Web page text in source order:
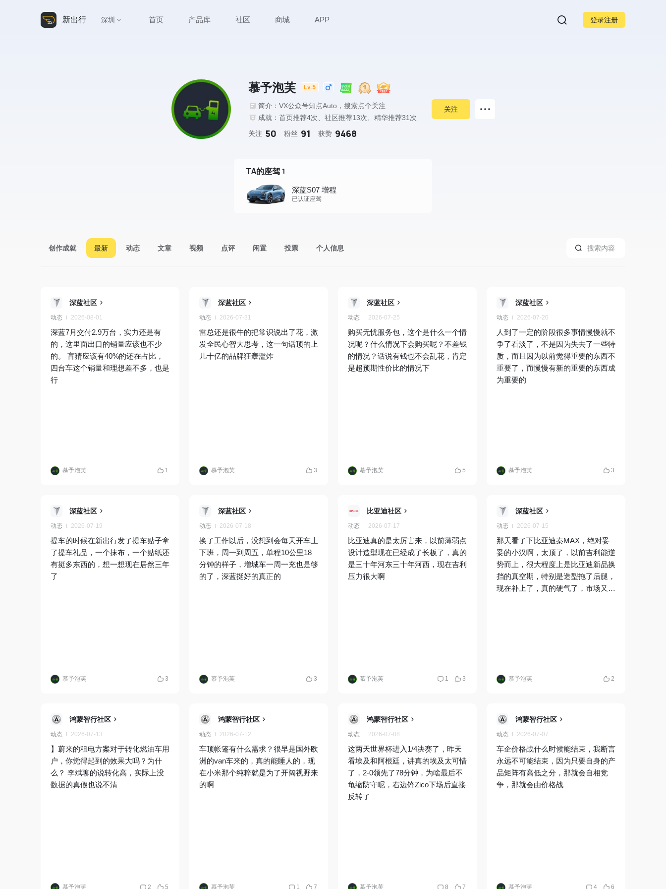
新出行 深圳 首页 产品库 社区 商城 APP 登录注册
慕予泡芙 Lv.5
简介：VX公众号知点Auto，搜索点个关注
成就：首页推荐4次、社区推荐13次、精华推荐31次
关注 50 粉丝 91 获赞 9468
关注
TA的座驾 1
深蓝S07 增程
已认证座驾
创作成就 最新 动态 文章 视频 点评 闲置 投票 个人信息
深蓝社区
动态 2026-08-01
深蓝7月交付2.9万台，实力还是有
的，这里面出口的销量应该也不少
的。 盲猜应该有40%的还在占比，
四台车这个销量和理想差不多，也是
行
慕予泡芙 1
深蓝社区
动态 2026-07-31
雷总还是很牛的把常识说出了花，激
发全民心智大思考，这一句话顶的上
几十亿的品牌狂轰滥炸
慕予泡芙 3
深蓝社区
动态 2026-07-25
购买无忧服务包，这个是什么一个情
况呢？什么情况下会购买呢？不差钱
的情况？话说有钱也不会乱花，肯定
是超预期性价比的情况下
慕予泡芙 5
深蓝社区
动态 2026-07-20
人到了一定的阶段很多事情慢慢就不
争了看淡了，不是因为失去了一些特
质，而且因为以前觉得重要的东西不
重要了，而慢慢有新的重要的东西成
为重要的
慕予泡芙 3
深蓝社区
动态 2026-07-19
提车的时候在新出行发了提车贴子拿
了提车礼品，一个抹布，一个贴纸还
有挺多东西的，想一想现在居然三年
了
慕予泡芙 3
深蓝社区
动态 2026-07-18
换了工作以后，没想到会每天开车上
下班，周一到周五，单程10公里18
分钟的样子，增城车一周一充也是够
的了，深蓝挺好的真正的
慕予泡芙 3
比亚迪社区
动态 2026-07-17
比亚迪真的是太厉害来，以前薄弱点
设计造型现在已经成了长板了，真的
是三十年河东三十年河西，现在吉利
压力很大啊
慕予泡芙 1 3
深蓝社区
动态 2026-07-15
那天看了下比亚迪秦MAX，绝对妥
妥的小汉啊，太顶了，以前吉利能逆
势而上，很大程度上是比亚迪新品换
挡的真空期，特别是造型拖了后腿，
现在补上了，真的硬气了，市场又要
慕予泡芙 2
鸿蒙智行社区
动态 2026-07-13
】蔚来的租电方案对于转化燃油车用
户，你觉得起到的效果大吗？为什
么？ 李斌聊的说转化高，实际上没
数据的真假也说不清
慕予泡芙 2 5
鸿蒙智行社区
动态 2026-07-12
车顶帐篷有什么需求？很早是国外欧
洲的van车来的，真的能睡人的，现
在小米那个纯粹就是为了开阔视野来
的啊
慕予泡芙 1 7
鸿蒙智行社区
动态 2026-07-08
这两天世界杯进入1/4决赛了，昨天
看埃及和阿根廷，讲真的埃及太可惜
了，2-0领先了78分钟，为啥最后不
龟缩防守呢，右边锋Zico下场后直接
反转了
慕予泡芙 8 7
鸿蒙智行社区
动态 2026-07-07
车企价格战什么时候能结束，我断言
永远不可能结束，因为只要自身的产
品矩阵有高低之分，那就会自相竞
争，那就会由价格战
慕予泡芙 4 6